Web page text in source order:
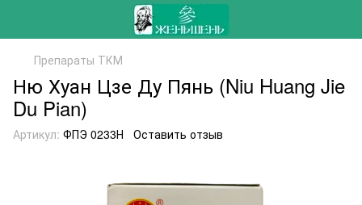
Препараты ТКМ
Ню Хуан Цзе Ду Пянь (Niu Huang Jie
Du Pian)
Артикул: ФПЭ 0233Н Оставить отзыв